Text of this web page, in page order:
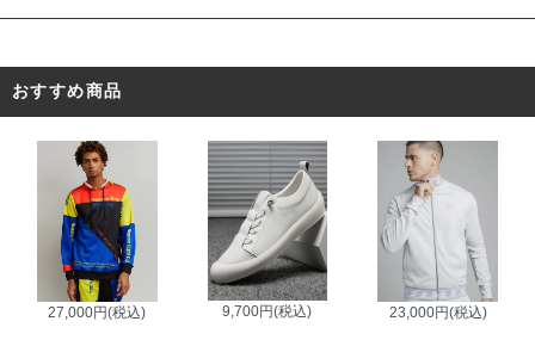
おすすめ商品
27,000円(税込) 9,700円(税込) 23,000円(税込)